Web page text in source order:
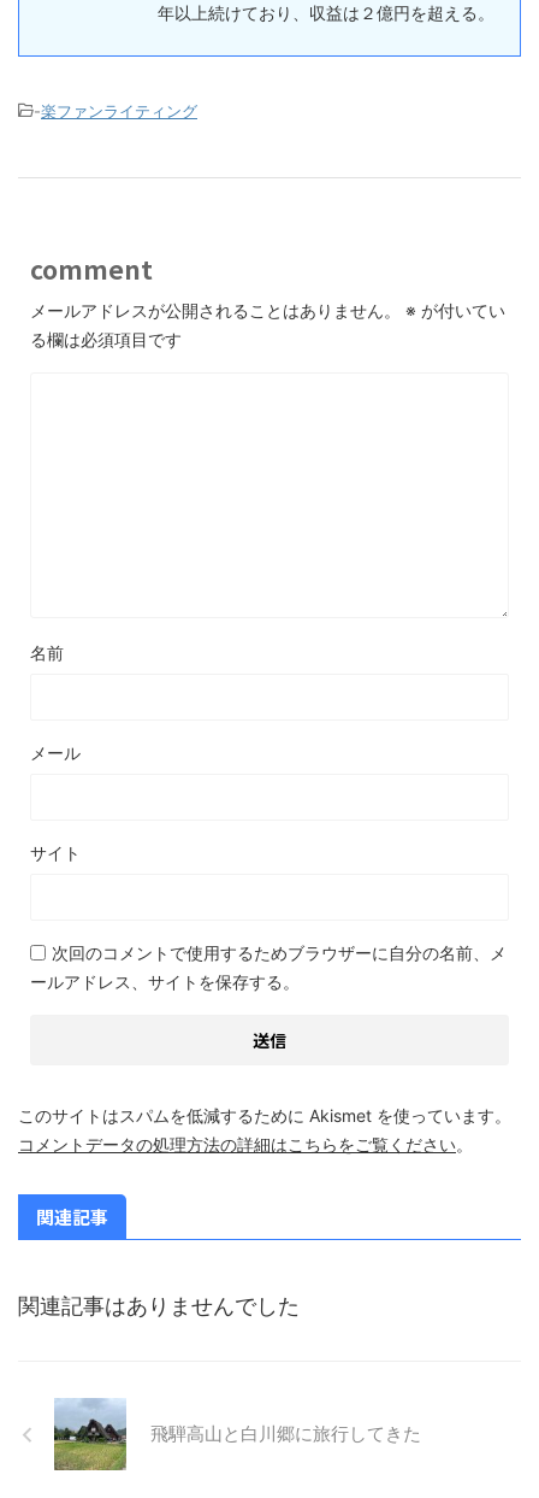
年以上続けており、収益は２億円を超える。
-楽ファンライティング
comment
メールアドレスが公開されることはありません。 ※ が付いてい
る欄は必須項目です
名前
メール
サイト
次回のコメントで使用するためブラウザーに自分の名前、メ
ールアドレス、サイトを保存する。
このサイトはスパムを低減するために Akismet を使っています。
コメントデータの処理方法の詳細はこちらをご覧ください。
関連記事
関連記事はありませんでした
飛騨高山と白川郷に旅行してきた